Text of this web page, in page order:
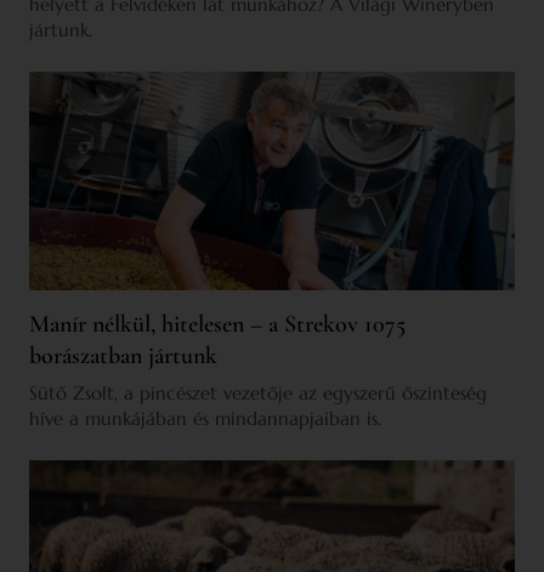
jártunk.
Manír nélkül, hitelesen – a Strekov 1075
borászatban jártunk
Sütő Zsolt, a pincészet vezetője az egyszerű őszinteség
híve a munkájában és mindannapjaiban is.